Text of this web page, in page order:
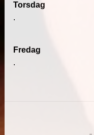
Torsdag
.
Fredag
.